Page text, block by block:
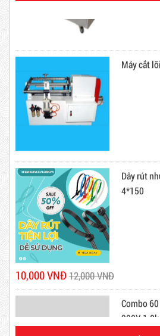
Dây Rút Nhựa Trắng
Mã sản phẩm:
10,000 VNĐ12,000 VNĐ